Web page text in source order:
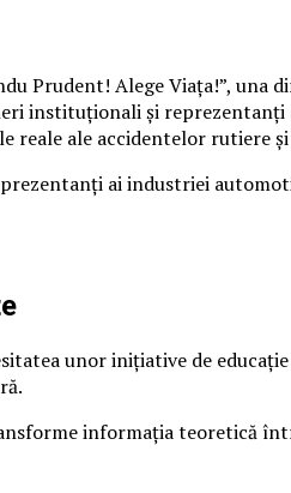
Prudent! Alege Viața!”,
instituționali și
reale ale accidentelor
ai industriei
unor inițiative de
informația teoretică